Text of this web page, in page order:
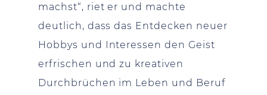
machst“, riet er und machte
deutlich, dass das Entdecken neuer
Hobbys und Interessen den Geist
erfrischen und zu kreativen
Durchbrüchen im Leben und Beruf